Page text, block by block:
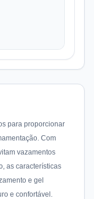
para proporcionar
Com
vazamentos
as características
e gel
e confortável.